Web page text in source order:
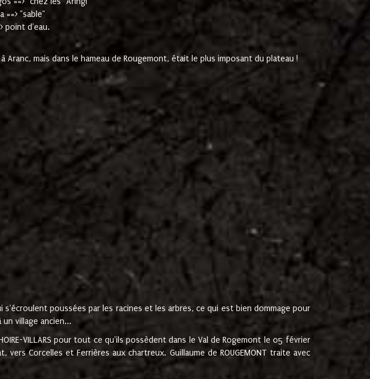
==> "sable"
point d'eau.
Aranc, mais dans le hameau de Rougemont, était le plus imposant du plateau !
poussées par les racines et les arbres, ce qui est bien dommage pour
village ancien...
VILLARS pour tout ce qu'ils possèdent dans le Val de Rogemont le 05 février
Corcelles et Ferrières aux chartreux. Guillaume de ROUGEMONT traite avec